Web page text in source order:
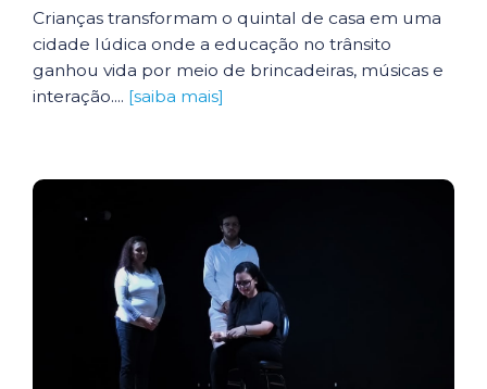
Crianças transformam o quintal de casa em uma
cidade lúdica onde a educação no trânsito
ganhou vida por meio de brincadeiras, músicas e
interação.... [saiba mais]